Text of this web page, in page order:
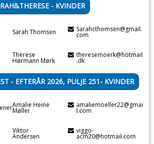
- KVINDER
Sarah Thomsen Sarahcthomsen@gmail.
com
Therese
Hørmann Mørk
theresemoerk@hotmail
.dk
- EFTERÅR 2026, PULJE 251- KVINDER
Amalie Heine
Møller
amaliemoeller22@gmai
l.com
Viktor
Andersen
viggo-
acm20@hotmail.com